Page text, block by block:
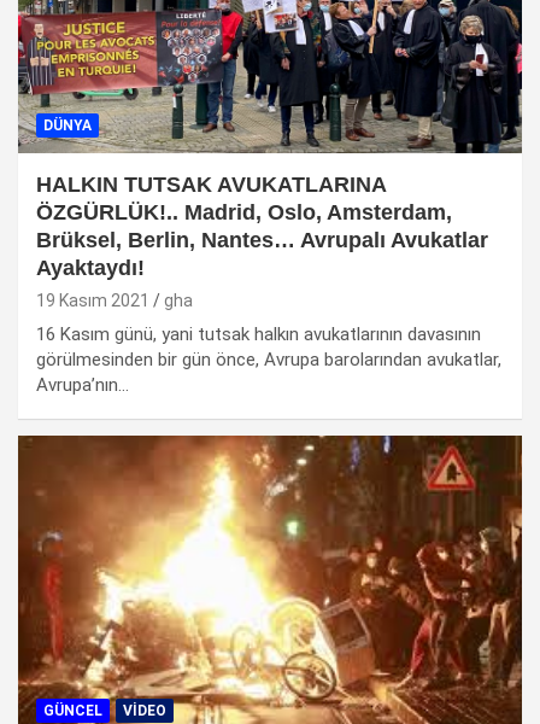
DÜNYA
HALKIN TUTSAK AVUKATLARINA
ÖZGÜRLÜK!.. Madrid, Oslo, Amsterdam,
Brüksel, Berlin, Nantes… Avrupalı Avukatlar
Ayaktaydı!
19 Kasım 2021 gha
16 Kasım günü, yani tutsak halkın avukatlarının davasının
görülmesinden bir gün önce, Avrupa barolarından avukatlar,
Avrupa’nın…
GÜNCEL VIDEO